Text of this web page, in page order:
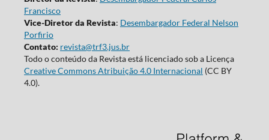
Francisco
Vice-Diretor da Revista: Desembargador Federal Nelson
Porfirio
Contato: revista@trf3.jus.br
Todo o conteúdo da Revista está licenciado sob a Licença
Creative Commons Atribuição 4.0 Internacional (CC BY
4.0).